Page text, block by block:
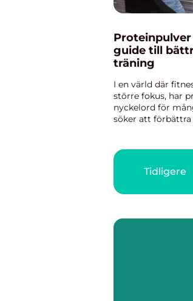
guide till
träning
I en värld där
större fokus, har
nyckelord för
söker att
Tidligere